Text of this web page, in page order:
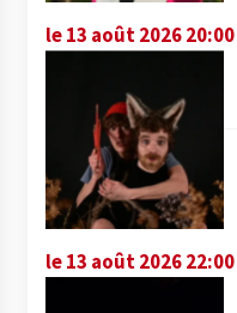
le 13 août 2026 20:00
le 13 août 2026 22:00